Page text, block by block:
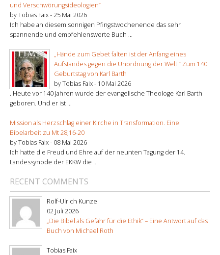
und Verschwörungsideologien“
by Tobias Faix -25 Mai 2026
Ich habe an diesem sonnigen Pfingstwochenende das sehr
spannende und empfehlenswerte Buch ...
„Hände zum Gebet falten ist der Anfang eines
Aufstandes gegen die Unordnung der Welt.“ Zum 140.
Geburtstag von Karl Barth
by Tobias Faix - 10 Mai 2026
. Heute vor 140 Jahren wurde der evangelische Theologe Karl Barth
geboren. Und er ist ...
Mission als Herzschlag einer Kirche in Transformation. Eine
Bibelarbeit zu Mt 28,16-20
by Tobias Faix - 08 Mai 2026
Ich hatte die Freud und Ehre auf der neunten Tagung der 14.
Landessynode der EKKW die ...
RECENT COMMENTS
Rolf-Ulrich Kunze
02 Juli 2026
„Die Bibel als Gefahr für die Ethik“ – Eine Antwort auf das
Buch von Michael Roth
Tobias Faix